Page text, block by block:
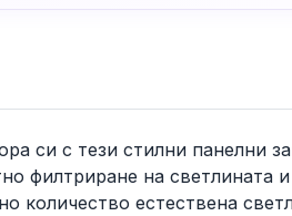
си с тези стилни панелни
филтриране на
количество естествена